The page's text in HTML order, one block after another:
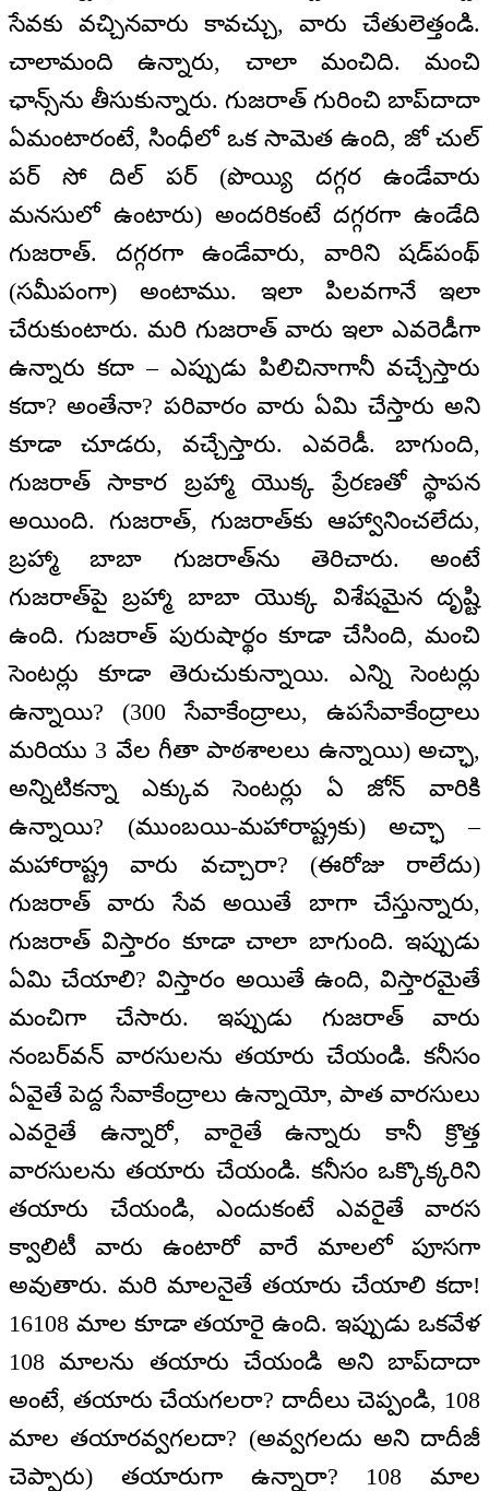
సేవకు వచ్చినవారు కావచ్చు, వారు చేతులెత్తండి.
చాలామంది ఉన్నారు, చాలా మంచిది. మంచి
ఛాన్స్‌ను తీసుకున్నారు. గుజరాత్ గురించి బాప్‌దాదా
ఏమంటారంటే, సింధీలో ఒక సామెత ఉంది, జో చుల్
పర్ సో దిల్ పర్ (పొయ్యి దగ్గర ఉండేవారు
మనసులో ఉంటారు) అందరికంటే దగ్గరగా ఉండేది
గుజరాత్. దగ్గరగా ఉండేవారు, వారిని షడ్‌పంథ్
(సమీపంగా) అంటాము. ఇలా పిలవగానే ఇలా
చేరుకుంటారు. మరి గుజరాత్ వారు ఇలా ఎవరెడీగా
ఉన్నారు కదా – ఎప్పుడు పిలిచినాగానీ వచ్చేస్తారు
కదా? అంతేనా? పరివారం వారు ఏమి చేస్తారు అని
కూడా చూడరు, వచ్చేస్తారు. ఎవరెడీ. బాగుంది,
గుజరాత్ సాకార బ్రహ్మా యొక్క ప్రేరణతో స్థాపన
అయింది. గుజరాత్, గుజరాత్‌కు ఆహ్వానించలేదు,
బ్రహ్మా బాబా గుజరాత్‌ను తెరిచారు. అంటే
గుజరాత్‌పై బ్రహ్మా బాబా యొక్క విశేషమైన దృష్టి
ఉంది. గుజరాత్ పురుషార్థం కూడా చేసింది, మంచి
సెంటర్లు కూడా తెరుచుకున్నాయి. ఎన్ని సెంటర్లు
ఉన్నాయి? (300 సేవాకేంద్రాలు, ఉపసేవాకేంద్రాలు
మరియు 3 వేల గీతా పాఠశాలలు ఉన్నాయి) అచ్ఛా,
అన్నిటికన్నా ఎక్కువ సెంటర్లు ఏ జోన్ వారికి
ఉన్నాయి? (ముంబయి-మహారాష్ట్రకు) అచ్ఛా –
మహారాష్ట్ర వారు వచ్చారా? (ఈరోజు రాలేదు)
గుజరాత్ వారు సేవ అయితే బాగా చేస్తున్నారు,
గుజరాత్ విస్తారం కూడా చాలా బాగుంది. ఇప్పుడు
ఏమి చేయాలి? విస్తారం అయితే ఉంది, విస్తారమైతే
మంచిగా చేసారు. ఇప్పుడు గుజరాత్ వారు
నంబర్‌వన్ వారసులను తయారు చేయండి. కనీసం
ఏవైతే పెద్ద సేవాకేంద్రాలు ఉన్నాయో, పాత వారసులు
ఎవరైతే ఉన్నారో, వారైతే ఉన్నారు కానీ క్రొత్త
వారసులను తయారు చేయండి. కనీసం ఒక్కొక్కరిని
తయారు చేయండి, ఎందుకంటే ఎవరైతే వారస
క్వాలిటీ వారు ఉంటారో వారే మాలలో పూసగా
అవుతారు. మరి మాలనైతే తయారు చేయాలి కదా!
16108 మాల కూడా తయారై ఉంది. ఇప్పుడు ఒకవేళ
108 మాలను తయారు చేయండి అని బాప్‌దాదా
అంటే, తయారు చేయగలరా? దాదీలు చెప్పండి, 108
మాల తయారవ్వగలదా? (అవ్వగలదు అని దాదీజీ
చెప్పారు) తయారుగా ఉన్నారా? 108 మాల